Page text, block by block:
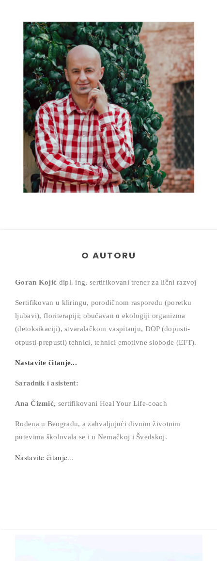
O AUTORU
Goran Kojić dipl. ing, sertifikovani trener za lični razvoj
Sertifikovan u kliringu, porodičnom rasporedu (poretku
ljubavi), floriterapiji; obučavan u ekologiji organizma
(detoksikaciji), stvaralačkom vaspitanju, DOP (dopusti-
otpusti-prepusti) tehnici,tehnici emotivne slobode (EFT).
Nastavite čitanje...
Saradnik i asistent:
Ana Čizmić, sertifikovani Heal Your Life-coach
Rođena u Beogradu, a zahvaljujući divnim životnim
putevima školovala se i u Nemačkoj i Švedskoj.
Nastavite čitanje...